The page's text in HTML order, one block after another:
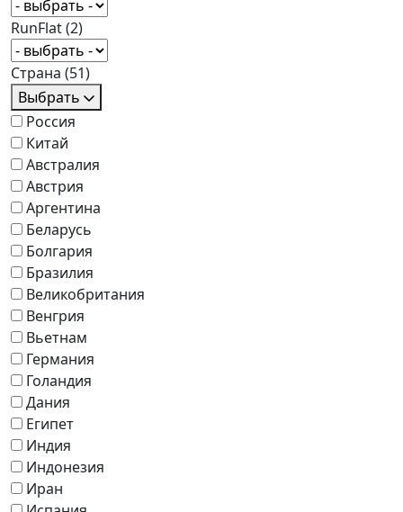
RunFlat(2)
Страна (51)
Выбрать
Россия
Китай
Австралия
Австрия
Аргентина
Беларусь
Болгария
Бразилия
Великобритания
Венгрия
Вьетнам
Германия
Голандия
Дания
Египет
Индия
Индонезия
Иран